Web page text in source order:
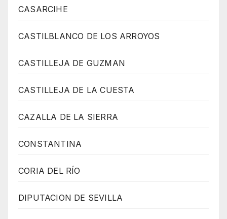
CASARCIHE
CASTILBLANCO DE LOS ARROYOS
CASTILLEJA DE GUZMAN
CASTILLEJA DE LA CUESTA
CAZALLA DE LA SIERRA
CONSTANTINA
CORIA DEL RÍO
DIPUTACION DE SEVILLA